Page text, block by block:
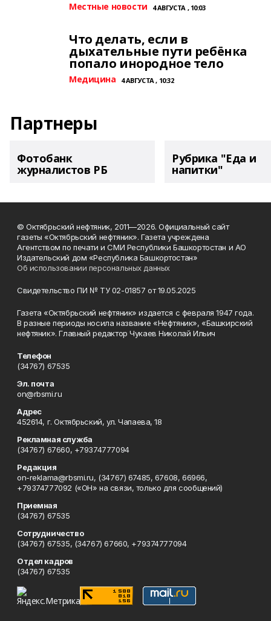
Местные новости 4 АВГУСТА , 10:03
Что делать, если в
дыхательные пути ребёнка
попало инородное тело
Медицина 4 АВГУСТА , 10:32
Партнеры
Фотобанк
журналистов РБ
Рубрика "Еда и
напитки"
© Октябрьский нефтяник, 2011—2026. Официальный сайт
газеты «Октябрьский нефтяник». Газета учреждена
Агентством по печати и СМИ Республики Башкортостан и АО
Издательский дом «Республика Башкортостан»
Об использовании персональных данных
Свидетельство ПИ № ТУ 02-01857 от 19.05.2025
Газета «Октябрьский нефтяник» издается с февраля 1947 года.
В разные периоды носила название «Нефтяник», «Башкирский
нефтяник». Главный редактор Чукаев Николай Ильич
Телефон
(34767) 67535
Эл. почта
on@rbsmi.ru
Адрес
452614, г. Октябрьский, ул. Чапаева, 18
Рекламная служба
(34767) 67660, +79374777094
Редакция
on-reklama@rbsmi.ru, (34767) 67485, 67608, 66966,
+79374777092 («ОН» на связи, только для сообщений)
Приемная
(34767) 67535
Сотрудничество
(34767) 67535, (34767) 67660, +79374777094
Отдел кадров
(34767) 67535